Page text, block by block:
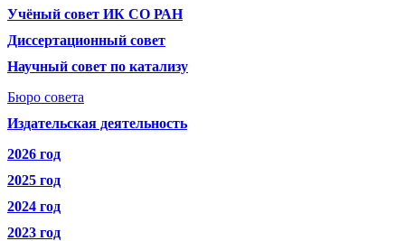
Учёный совет ИК СО РАН
Диссертационный совет
Научный совет по катализу
Бюро совета
Издательская деятельность
2026 год
2025 год
2024 год
2023 год